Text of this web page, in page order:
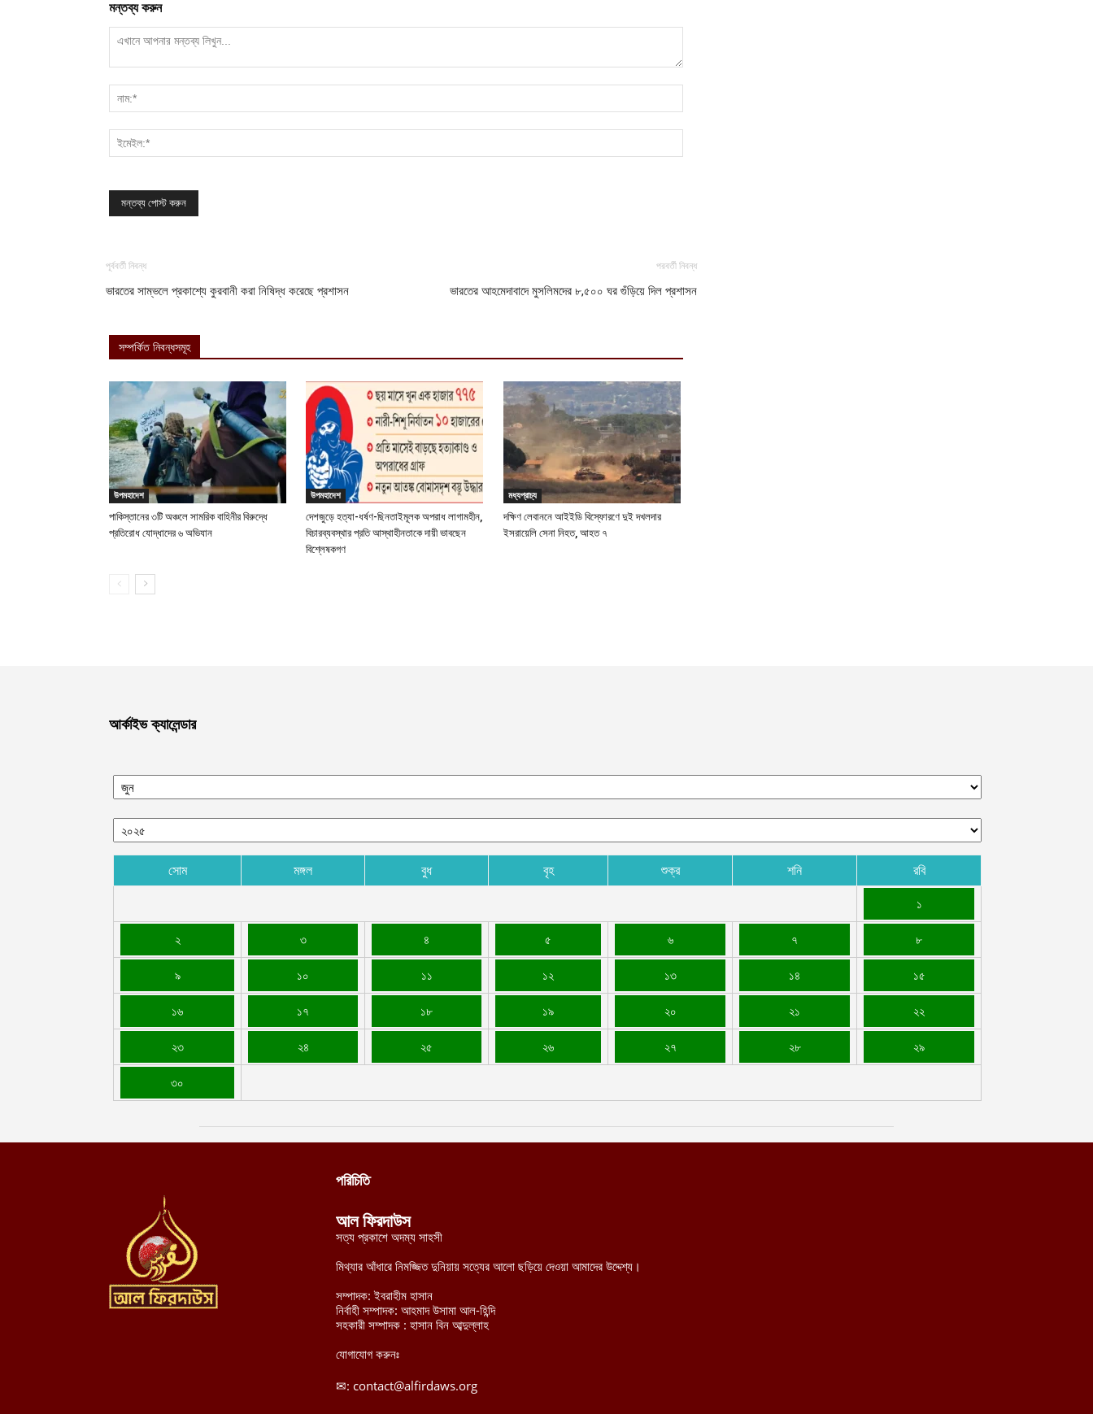
মন্তব্য করুন
পূর্ববর্তী নিবন্ধ
ভারতের সাম্ভলে প্রকাশ্যে কুরবানী করা নিষিদ্ধ করেছে প্রশাসন
পরবর্তী নিবন্ধ
ভারতের আহমেদাবাদে মুসলিমদের ৮,৫০০ ঘর গুঁড়িয়ে দিল প্রশাসন
সম্পর্কিত নিবন্ধসমূহ
উপমহাদেশ
পাকিস্তানের ৩টি অঞ্চলে সামরিক বাহিনীর বিরুদ্ধে
প্রতিরোধ যোদ্ধাদের ৬ অভিযান
উপমহাদেশ
দেশজুড়ে হত্যা-ধর্ষণ-ছিনতাইমূলক অপরাধ লাগামহীন,
বিচারব্যবস্থার প্রতি আস্থাহীনতাকে দায়ী ভাবছেন
বিশ্লেষকগণ
মধ্যপ্রাচ্য
দক্ষিণ লেবাননে আইইডি বিস্ফোরণে দুই দখলদার
ইসরায়েলি সেনা নিহত, আহত ৭
আর্কাইভ ক্যালেন্ডার
সোম মঙ্গল বুধ বৃহ শুক্র শনি রবি
১
২ ৩ ৪ ৫ ৬ ৭ ৮
৯ ১০ ১১ ১২ ১৩ ১৪ ১৫
১৬ ১৭ ১৮ ১৯ ২০ ২১ ২২
২৩ ২৪ ২৫ ২৬ ২৭ ২৮ ২৯
৩০
পরিচিতি
আল ফিরদাউস
সত্য প্রকাশে অদম্য সাহসী
মিথ্যার আঁধারে নিমজ্জিত দুনিয়ায় সত্যের আলো ছড়িয়ে দেওয়া আমাদের উদ্দেশ্য।
সম্পাদক: ইবরাহীম হাসান
নির্বাহী সম্পাদক: আহমাদ উসামা আল-হিন্দি
সহকারী সম্পাদক : হাসান বিন আব্দুল্লাহ
যোগাযোগ করুনঃ
✉: contact@alfirdaws.org